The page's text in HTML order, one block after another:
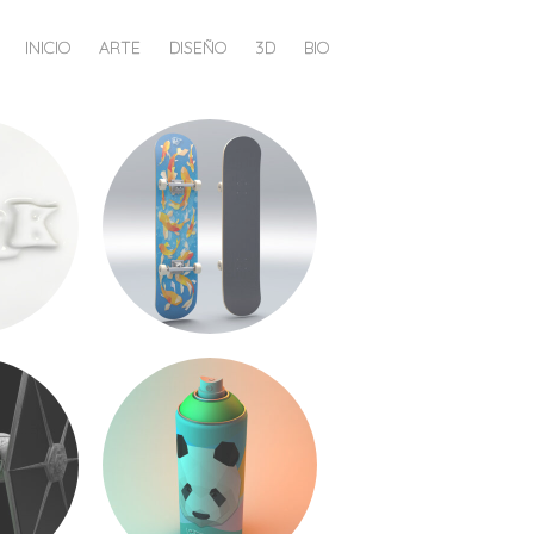
INICIO ARTE DISEÑO 3D BIO